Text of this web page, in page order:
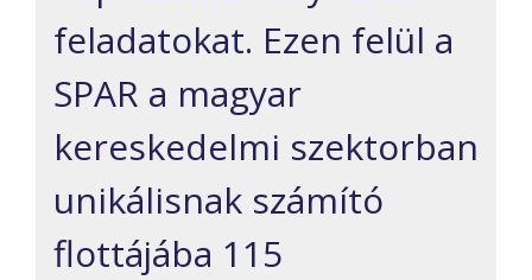
feladatokat. Ezen felül a
SPAR a magyar
kereskedelmi szektorban
unikálisnak számító
flottájába 115